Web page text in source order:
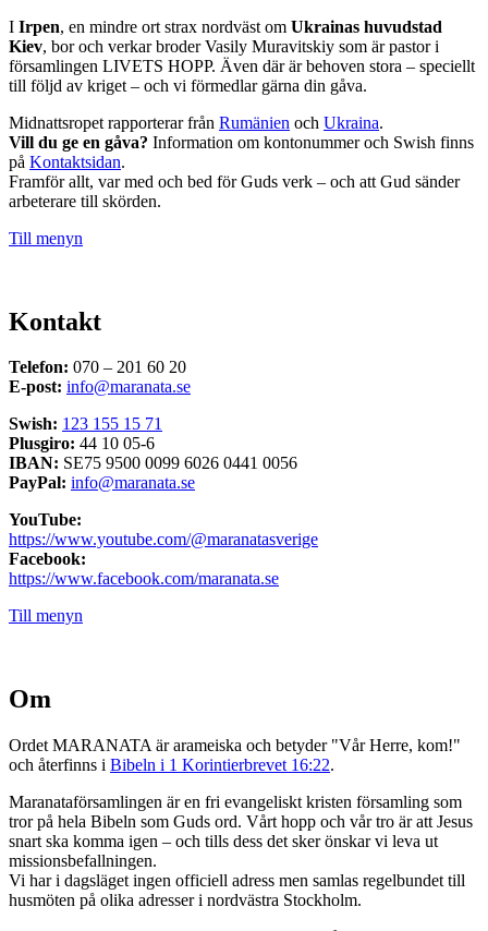
I Irpen, en mindre ort strax nordväst om Ukrainas huvudstad
Kiev, bor och verkar broder Vasily Muravitskiy som är pastor i
församlingen LIVETS HOPP. Även där är behoven stora – speciellt
till följd av kriget – och vi förmedlar gärna din gåva.
Midnattsropet rapporterar från Rumänien och Ukraina.
Vill du ge en gåva? Information om kontonummer och Swish finns
på Kontaktsidan.
Framför allt, var med och bed för Guds verk – och att Gud sänder
arbeterare till skörden.
Till menyn
Kontakt
Telefon: 070 – 201 60 20
E-post: info@maranata.se
Swish: 123 155 15 71
Plusgiro: 44 10 05-6
IBAN: SE75 9500 0099 6026 0441 0056
PayPal: info@maranata.se
YouTube:
https://www.youtube.com/@maranatasverige
Facebook:
https://www.facebook.com/maranata.se
Till menyn
Om
Ordet MARANATA är arameiska och betyder "Vår Herre, kom!"
och återfinns i Bibeln i 1 Korintierbrevet 16:22.
Maranataförsamlingen är en fri evangeliskt kristen församling som
tror på hela Bibeln som Guds ord. Vårt hopp och vår tro är att Jesus
snart ska komma igen – och tills dess det sker önskar vi leva ut
missionsbefallningen.
Vi har i dagsläget ingen officiell adress men samlas regelbundet till
husmöten på olika adresser i nordvästra Stockholm.